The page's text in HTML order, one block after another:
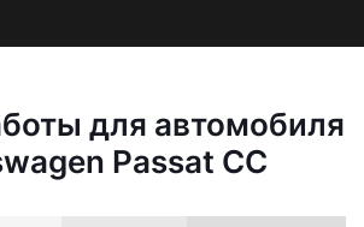
для автомобиля
Passat CC